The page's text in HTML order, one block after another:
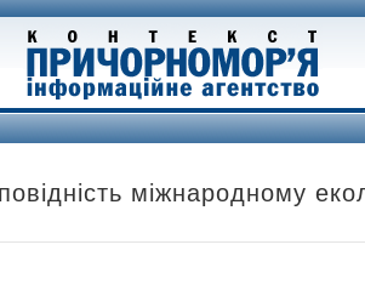
міжнародному